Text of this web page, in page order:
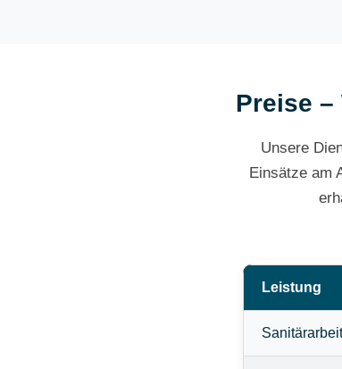
Preise
Unsere
Einsätze am
Leistung